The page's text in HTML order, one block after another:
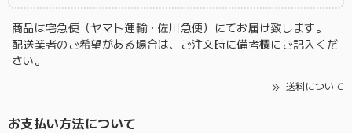
商品は宅急便（ヤマト運輸・佐川急便）にてお届け致します。
配送業者のご希望がある場合は、ご注文時に備考欄にご記入くだ
さい。
送料について
お支払い方法について